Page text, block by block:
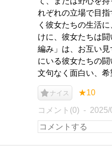
れぞれの立場で目
く彼女たちの生活
けに、彼女たちは
編み」は、お互い
にいる彼女たちの闘
文句なく面白い、希
ナイス ★10
コメント(0) 2025/